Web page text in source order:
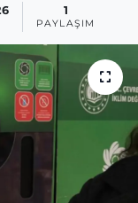
1
PAYLAŞIM